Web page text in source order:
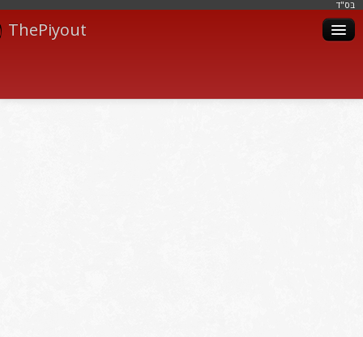
בּס"ד
ThePiyout